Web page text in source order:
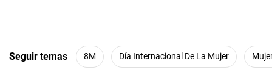
Seguir temas 8M Día Internacional De La Mujer